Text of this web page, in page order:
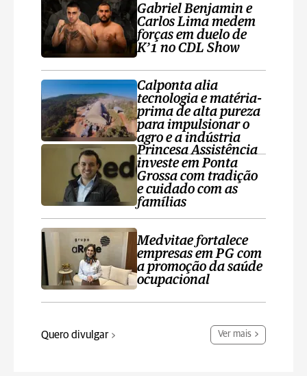
Gabriel Benjamin e
Carlos Lima medem
forças em duelo de
K’1 no CDL Show
Calponta alia
tecnologia e matéria-
prima de alta pureza
para impulsionar o
agro e a indústria
Princesa Assistência
investe em Ponta
Grossa com tradição
e cuidado com as
famílias
Medvitae fortalece
empresas em PG com
a promoção da saúde
ocupacional
Quero divulgar Ver mais